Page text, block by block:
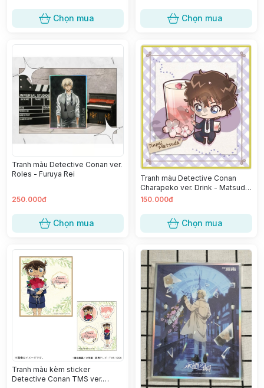
Chọn mua Chọn mua
Tranh màu Detective Conan ver.
Roles - Furuya Rei
250.000đ
Chọn mua
Tranh màu Detective Conan
Charapeko ver. Drink - Matsuda
Jinpei
150.000đ
Chọn mua
Tranh màu kèm sticker
Detective Conan TMS ver.